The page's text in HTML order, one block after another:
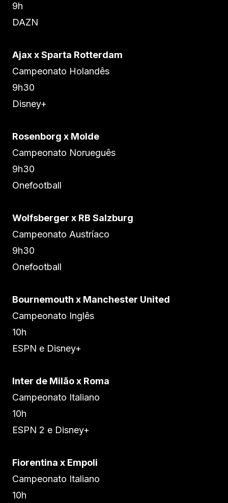
9h
DAZN
Ajax x Sparta Rotterdam
Campeonato Holandês
9h30
Disney+
Rosenborg x Molde
Campeonato Norueguês
9h30
Onefootball
Wolfsberger x RB Salzburg
Campeonato Austríaco
9h30
Onefootball
Bournemouth x Manchester United
Campeonato Inglês
10h
ESPN e Disney+
Inter de Milão x Roma
Campeonato Italiano
10h
ESPN 2 e Disney+
Fiorentina x Empoli
Campeonato Italiano
10h